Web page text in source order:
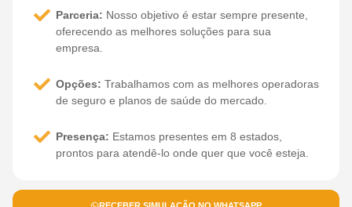
Parceria: Nosso objetivo é estar sempre presente,
oferecendo as melhores soluções para sua
empresa.
Opções: Trabalhamos com as melhores operadoras
de seguro e planos de saúde do mercado.
Presença: Estamos presentes em 8 estados,
prontos para atendê-lo onde quer que você esteja.